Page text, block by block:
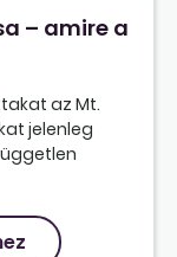
– amire a
az Mt.
jelenleg